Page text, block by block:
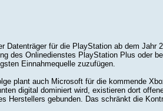
für die PlayStation ab dem Jahr
des Onlinedienstes PlayStation Plus oder
Einnahmequelle zuzufügen.
plant auch Microsoft für die kommende
digital dominiert wird, existieren dort
Herstellers gebunden. Das schränkt die